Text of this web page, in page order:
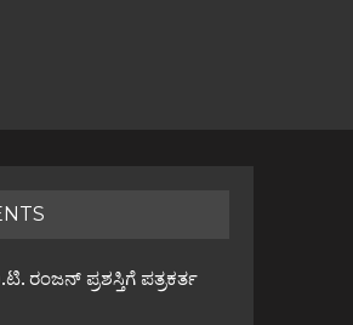
ರಂಜನ್ ಪ್ರಶಸ್ತಿಗೆ ಪತ್ರಕರ್ತ